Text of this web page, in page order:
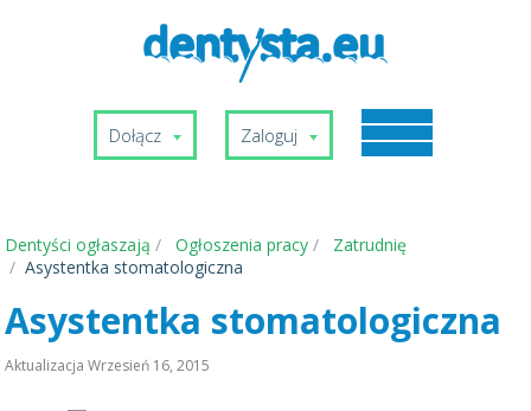
Dołącz Zaloguj
Dentyści ogłaszają Ogłoszenia pracy
Zatrudnię
Asystentka stomatologiczna
Asystentka stomatologiczna
Aktualizacja Wrzesień 16, 2015